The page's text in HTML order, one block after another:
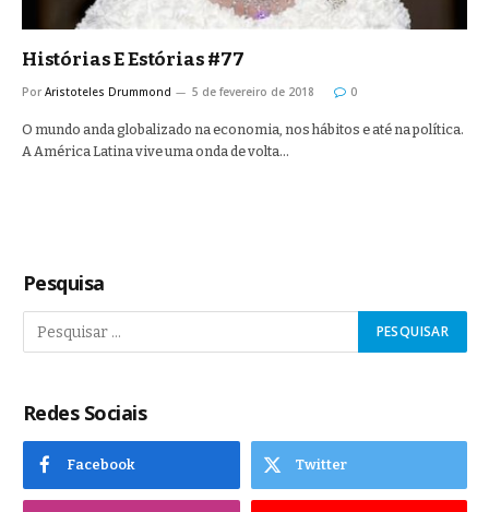
Histórias E Estórias #77
Por Aristoteles Drummond 5 de fevereiro de 2018 0
O mundo anda globalizado na economia, nos hábitos e até na política.
A América Latina vive uma onda de volta…
Pesquisa
Redes Sociais
Facebook Twitter